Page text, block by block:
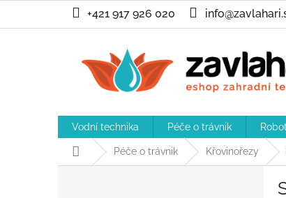
obsah
+421 917 926 020
Vodní technika Péče o trávnik
Domů Péče o trávnik Křovinořezy